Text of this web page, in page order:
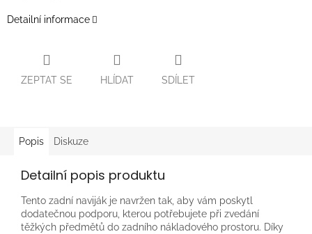
Detailní informace
ZEPTAT SE HLÍDAT SDÍLET
Popis Diskuze
Detailní popis produktu
Tento zadní naviják je navržen tak, aby vám poskytl
dodatečnou podporu, kterou potřebujete při zvedání
těžkých předmětů do zadního nákladového prostoru. Díky